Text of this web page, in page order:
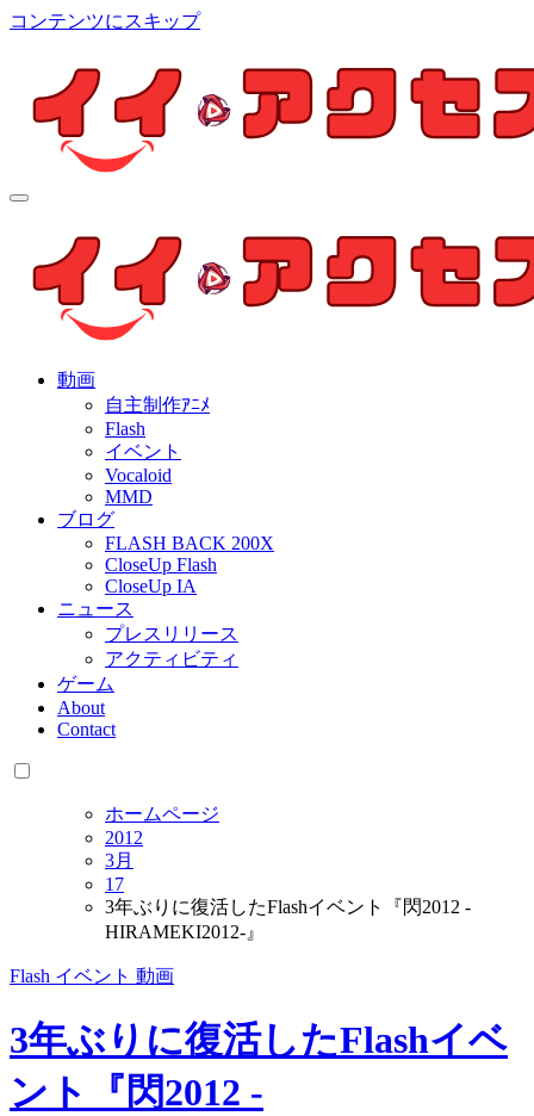
コンテンツにスキップ
個人制作アニメを中心とした動画紹介ブログ
動画
自主制作ｱﾆﾒ
Flash
イベント
Vocaloid
MMD
ブログ
FLASH BACK 200X
CloseUp Flash
CloseUp IA
ニュース
プレスリリース
アクティビティ
ゲーム
About
Contact
ホームページ
2012
3月
17
3年ぶりに復活したFlashイベント『閃2012 -
HIRAMEKI2012-』
Flash イベント 動画
3年ぶりに復活したFlashイベ
ント『閃2012 -